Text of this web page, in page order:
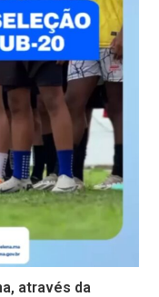
através da